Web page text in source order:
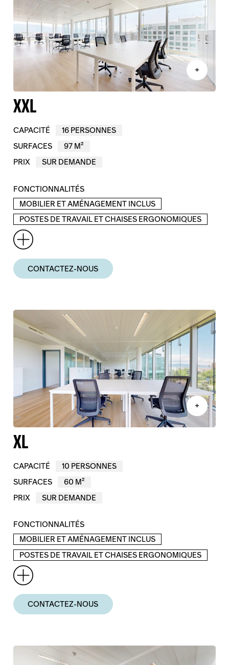
+
XXL
CAPACITÉ
16 PERSONNES
SURFACES
97 M²
PRIX
SUR DEMANDE
FONCTIONNALITÉS
MOBILIER ET AMÉNAGEMENT INCLUS
POSTES DE TRAVAIL ET CHAISES ERGONOMIQUES
CONTACTEZ-NOUS
+
XL
CAPACITÉ
10 PERSONNES
SURFACES
60 M²
PRIX
SUR DEMANDE
FONCTIONNALITÉS
MOBILIER ET AMÉNAGEMENT INCLUS
POSTES DE TRAVAIL ET CHAISES ERGONOMIQUES
CONTACTEZ-NOUS